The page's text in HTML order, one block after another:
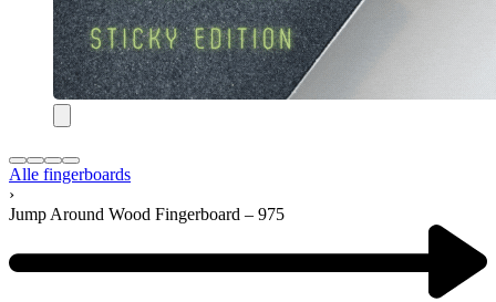
Alle fingerboards
›
Jump Around Wood Fingerboard – 975
navigation